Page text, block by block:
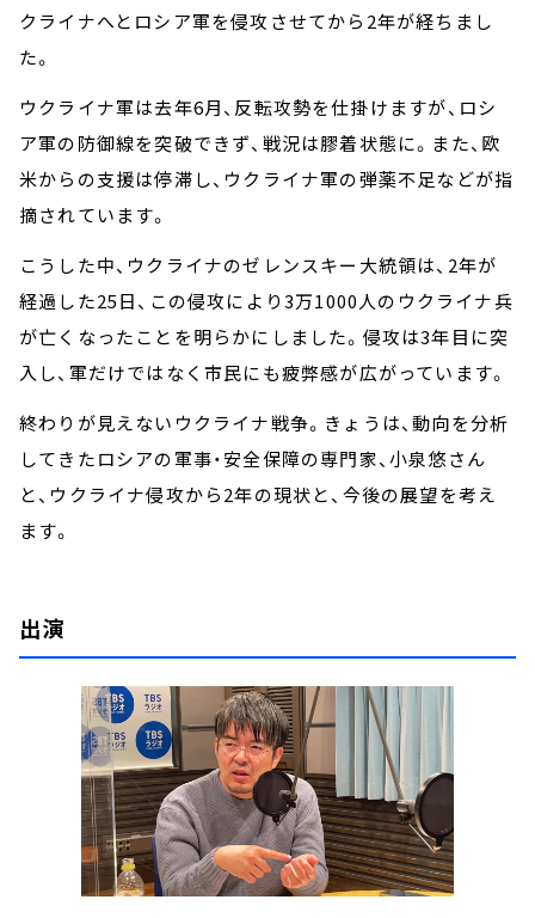
クライナへとロシア軍を侵攻させてから2年が経ちまし
た。
ウクライナ軍は去年6月、反転攻勢を仕掛けますが、ロシ
ア軍の防御線を突破できず、戦況は膠着状態に。また、欧
米からの支援は停滞し、ウクライナ軍の弾薬不足などが指
摘されています。
こうした中、ウクライナのゼレンスキー大統領は、2年が
経過した25日、この侵攻により3万1000人のウクライナ兵
が亡くなったことを明らかにしました。侵攻は3年目に突
入し、軍だけではなく市民にも疲弊感が広がっています。
終わりが見えないウクライナ戦争。きょうは、動向を分析
してきたロシアの軍事・安全保障の専門家、小泉悠さん
と、ウクライナ侵攻から2年の現状と、今後の展望を考え
ます。
出演